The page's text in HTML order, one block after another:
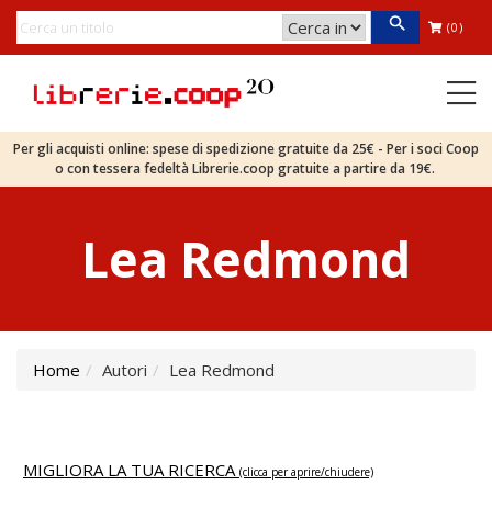
(0)
Per gli acquisti online: spese di spedizione gratuite da 25€ - Per i soci Coop
o con tessera fedeltà Librerie.coop gratuite a partire da 19€.
Lea Redmond
Home Autori Lea Redmond
MIGLIORA LA TUA RICERCA (clicca per aprire/chiudere)